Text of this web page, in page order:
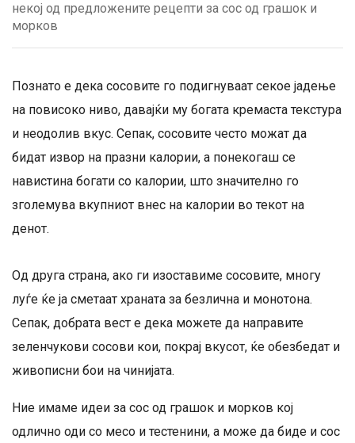
некој од предложените рецепти за сос од грашок и
морков
Познато е дека сосовите го подигнуваат секое јадење
на повисоко ниво, давајќи му богата кремаста текстура
и неодолив вкус. Сепак, сосовите често можат да
бидат извор на празни калории, а понекогаш се
навистина богати со калории, што значително го
зголемува вкупниот внес на калории во текот на
денот.
Од друга страна, ако ги изоставиме сосовите, многу
луѓе ќе ја сметаат храната за безлична и монотона.
Сепак, добрата вест е дека можете да направите
зеленчукови сосови кои, покрај вкусот, ќе обезбедат и
живописни бои на чинијата.
Ние имаме идеи за сос од грашок и морков кој
одлично оди со месо и тестенини, а може да биде и сос